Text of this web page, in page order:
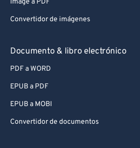
Image a PDF
Convertidor de imágenes
Documento & libro electrónico
PDF a WORD
EPUB a PDF
EPUB a MOBI
Convertidor de documentos